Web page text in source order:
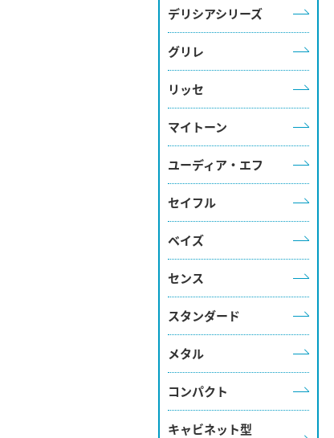
デリシアシリーズ
グリレ
リッセ
マイトーン
ユーディア・エフ
セイフル
ベイズ
センス
スタンダード
メタル
コンパクト
キャビネット型